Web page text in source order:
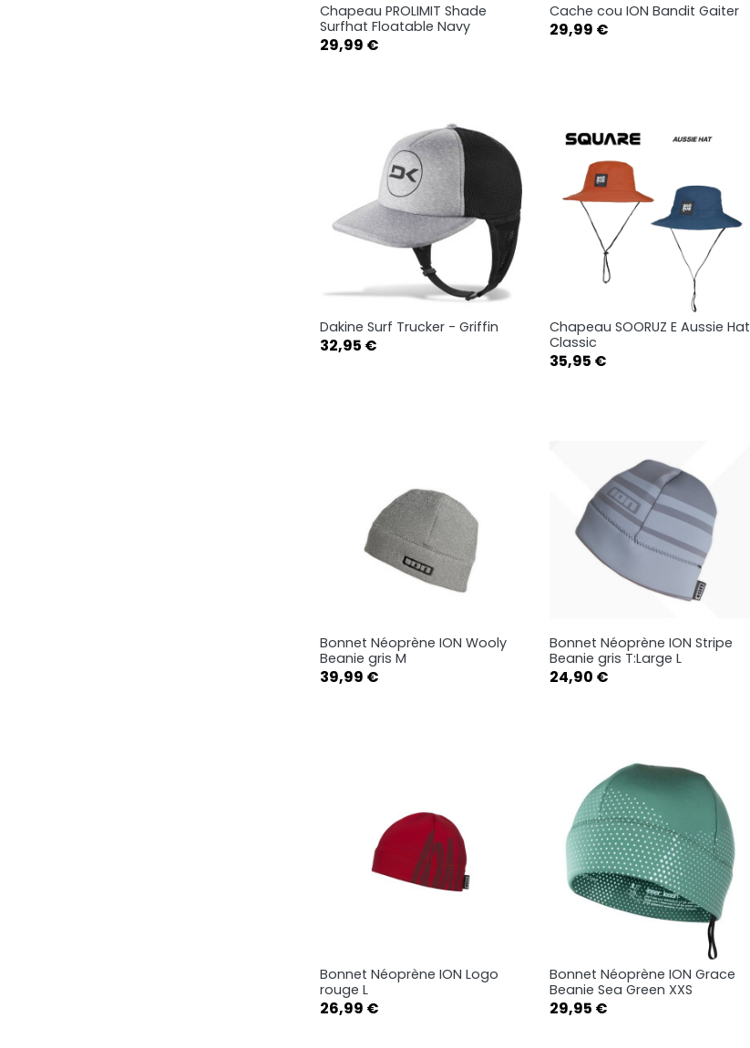
 Aperçu rapide
S-M
Chapeau PROLIMIT Shade
Surfhat Floatable Navy
Prix
29,99 €
Aperçu rapide
Cache cou ION Bandit Gaiter
Prix
29,99 €
Aperçu rapide
Dakine Surf Trucker - Griffin
Prix
32,95 €
 Aperçu rapide
Chapeau SOORUZ E Aussie Hat
Classic
Prix
35,95 €
Aperçu rapide
Bonnet Néoprène ION Wooly
Beanie gris M
Prix
39,99 €
Aperçu rapide
Bonnet Néoprène ION Stripe
Beanie gris T:Large L
Prix
24,90 €
Aperçu rapide
Bonnet Néoprène ION Logo
rouge L
Prix
26,99 €
Aperçu rapide
Bonnet Néoprène ION Grace
Beanie Sea Green XXS
Prix
29,95 €